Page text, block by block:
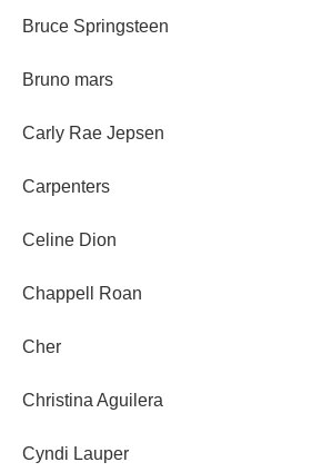
Bruce Springsteen
Bruno mars
Carly Rae Jepsen
Carpenters
Celine Dion
Chappell Roan
Cher
Christina Aguilera
Cyndi Lauper